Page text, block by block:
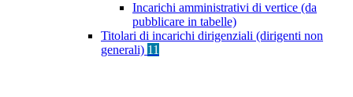
Incarichi amministrativi di vertice (da
pubblicare in tabelle)
Titolari di incarichi dirigenziali (dirigenti non
generali) 11